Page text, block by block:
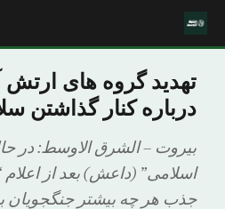
تهدید گروه های ارتش
درباره کنار گذاشتن
بیروت – الشرق الاوسط: در
اسلامی” (داعش) بعد از
جذب هر چه بیشتر